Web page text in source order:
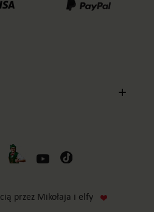
przez Mikołaja i elfy